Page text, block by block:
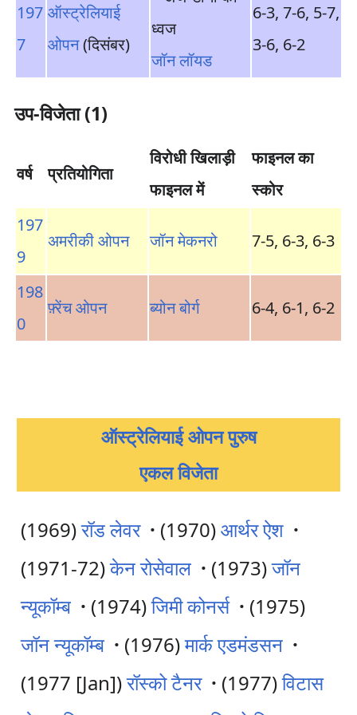
197
7
ऑस्ट्रेलियाई
ओपन(दिसंबर)
जॉन लॉयड
6-3, 7-6, 5-7,
3-6, 6-2
उप-विजेता (1)
वर्ष प्रतियोगिता
विरोधी खिलाड़ी
फाइनल में
फाइनल का
स्कोर
197
9
अमरीकी ओपन जॉन मेकनरो 7-5, 6-3, 6-3
198
0
फ़्रेंच ओपन ब्योन बोर्ग 6-4, 6-1, 6-2
ऑस्ट्रेलियाई ओपन पुरुष
एकल विजेता
(1969)रॉड लेवर · (1970)आर्थर ऐश ·
(1971-72)केन रोसेवाल · (1973)जॉन
न्यूकॉम्ब · (1974)जिमी कोनर्स · (1975)
जॉन न्यूकॉम्ब · (1976)मार्क एडमंडसन ·
(1977 [Jan])रॉस्को टैनर · (1977)विटास